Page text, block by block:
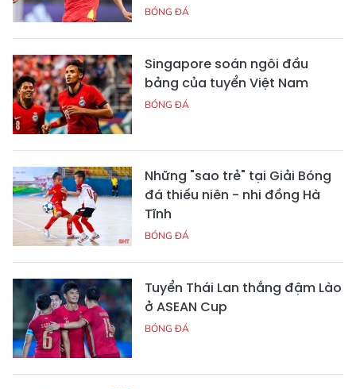
BÓNG ĐÁ
Singapore soán ngôi đầu
bảng của tuyển Việt Nam
BÓNG ĐÁ
Những "sao trẻ" tại Giải Bóng
đá thiếu niên - nhi đồng Hà
Tĩnh
BÓNG ĐÁ
Tuyển Thái Lan thắng đậm Lào
ở ASEAN Cup
BÓNG ĐÁ